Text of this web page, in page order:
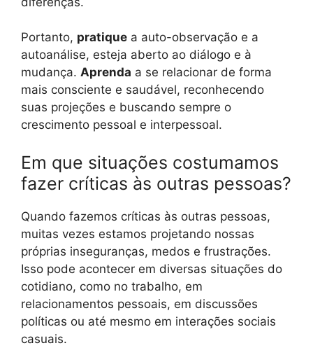
Portanto, pratique a auto-observação e a
autoanálise, esteja aberto ao diálogo e à
mudança. Aprenda a se relacionar de forma
mais consciente e saudável, reconhecendo
suas projeções e buscando sempre o
crescimento pessoal e interpessoal.
Em que situações costumamos
fazer críticas às outras pessoas?
Quando fazemos críticas às outras pessoas,
muitas vezes estamos projetando nossas
próprias inseguranças, medos e frustrações.
Isso pode acontecer em diversas situações do
cotidiano, como no trabalho, em
relacionamentos pessoais, em discussões
políticas ou até mesmo em interações sociais
casuais.